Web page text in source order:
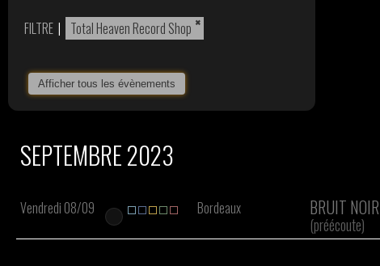
FILTRE | ×
Total Heaven Record Shop
Afficher tous les évènements
SEPTEMBRE 2023
Vendredi 08/09 Bordeaux BRUIT NOIR
(préécoute)